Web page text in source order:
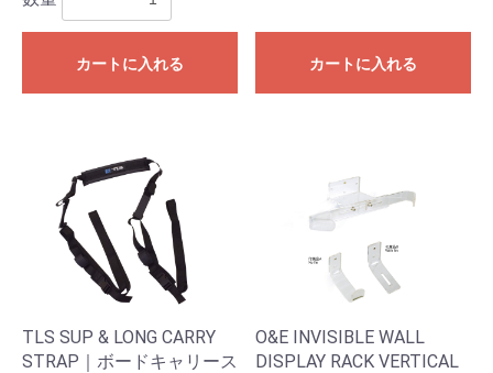
カートに入れる カートに入れる
TLS SUP & LONG CARRY
STRAP｜ボードキャリース
O&E INVISIBLE WALL
DISPLAY RACK VERTICAL